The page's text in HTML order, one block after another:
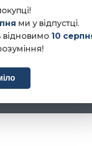
ми у відпустці.
10